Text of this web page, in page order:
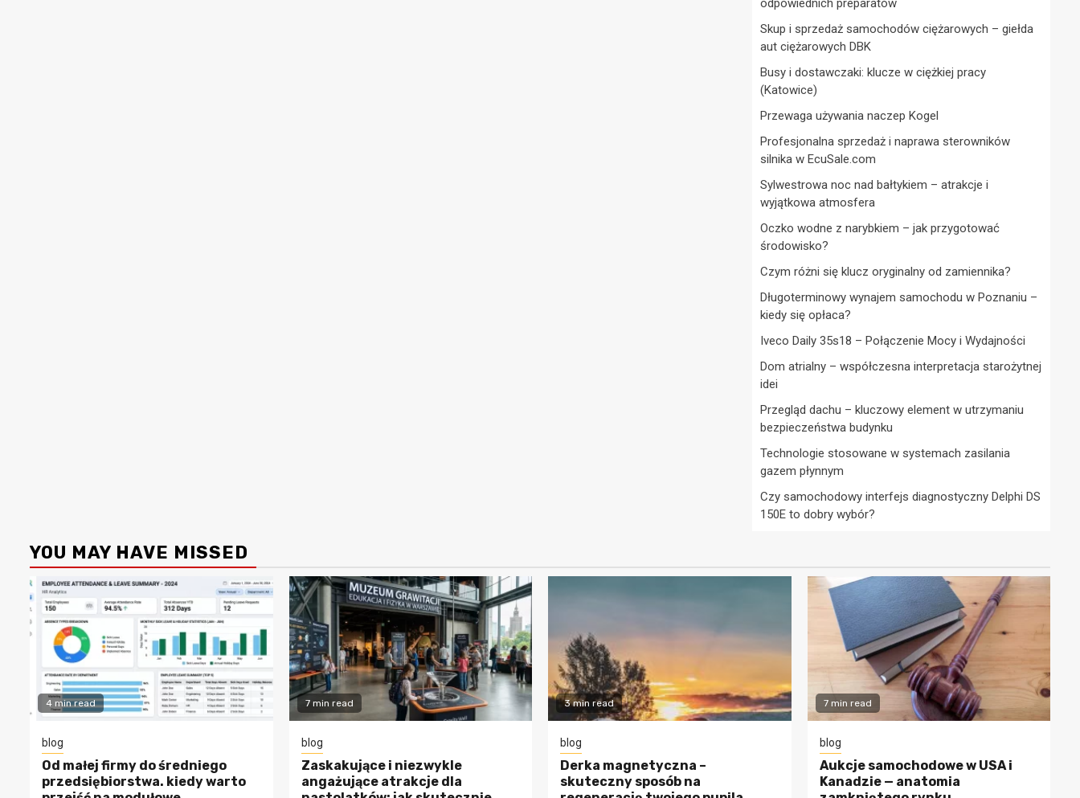
odpowiednich preparatów
Skup i sprzedaż samochodów ciężarowych – giełda
aut ciężarowych DBK
Busy i dostawczaki: klucze w ciężkiej pracy
(Katowice)
Przewaga używania naczep Kogel
Profesjonalna sprzedaż i naprawa sterowników
silnika w EcuSale.com
Sylwestrowa noc nad bałtykiem – atrakcje i
wyjątkowa atmosfera
Oczko wodne z narybkiem – jak przygotować
środowisko?
Czym różni się klucz oryginalny od zamiennika?
Długoterminowy wynajem samochodu w Poznaniu –
kiedy się opłaca?
Iveco Daily 35s18 – Połączenie Mocy i Wydajności
Dom atrialny – współczesna interpretacja starożytnej
idei
Przegląd dachu – kluczowy element w utrzymaniu
bezpieczeństwa budynku
Technologie stosowane w systemach zasilania
gazem płynnym
Czy samochodowy interfejs diagnostyczny Delphi DS
150E to dobry wybór?
YOU MAY HAVE MISSED
4 min read
blog
Od małej firmy do średniego
przedsiębiorstwa. kiedy warto
7 min read
blog
Zaskakujące i niezwykle
angażujące atrakcje dla
3 min read
blog
Derka magnetyczna –
skuteczny sposób na
7 min read
blog
Aukcje samochodowe w USA i
Kanadzie — anatomia